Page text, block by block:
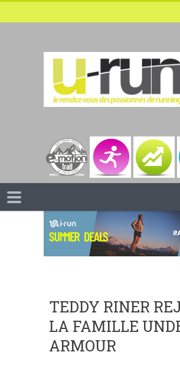
TEDDY RINER
LA FAMILLE
ARMOUR